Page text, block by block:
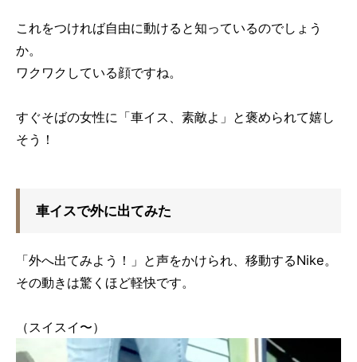
これをつければ自由に動けると知っているのでしょう
か。
ワクワクしている顔ですね。
すぐそばの女性に「車イス、素敵よ」と褒められて嬉し
そう！
車イスで外に出てみた
「外へ出てみよう！」と声をかけられ、移動するNike。
その動きは驚くほど軽快です。
（スイスイ〜）